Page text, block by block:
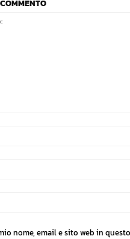
nome, email e sito web in